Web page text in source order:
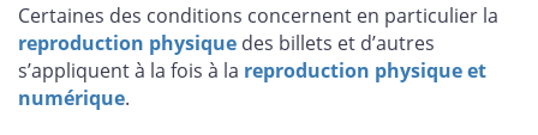
Certaines des conditions concernent en particulier la
reproduction physique des billets et d’autres
s’appliquent à la fois à la reproduction physique et
numérique.